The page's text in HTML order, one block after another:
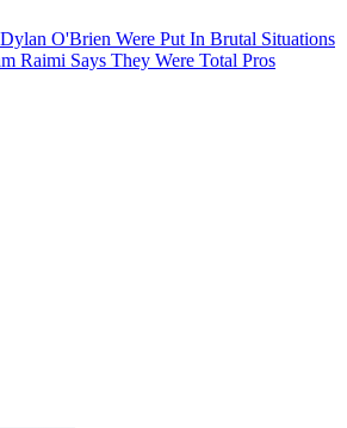
O'Brien Were Put In Brutal Situations
Raimi Says They Were Total Pros